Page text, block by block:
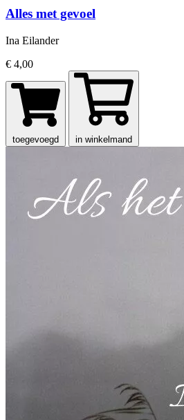
Alles met gevoel
Ina Eilander
€ 4,00
toegevoegd in winkelmand